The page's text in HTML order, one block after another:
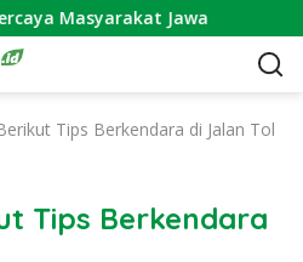
Masyarakat Jawa
Tips Berkendara di Jalan Tol
Tips Berkendara